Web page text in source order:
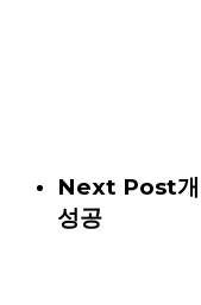
Next Post
성공